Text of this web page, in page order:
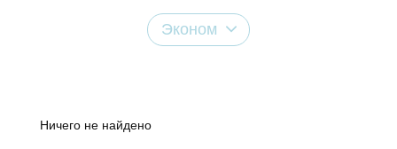
Эконом
Ничего не найдено